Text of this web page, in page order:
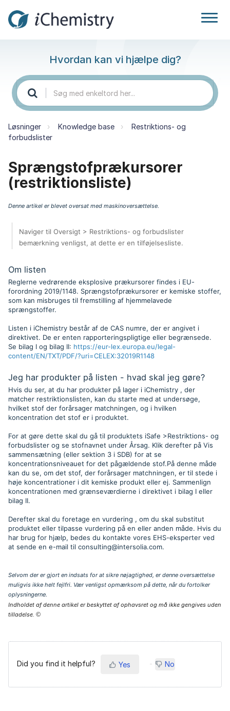
Hvordan kan vi hjælpe dig?
Løsninger Knowledge base
Restriktions- og
forbudslister
Sprængstofprækursorer
(restriktionsliste)
Denne artikel er blevet oversat med maskinoversættelse.
Naviger til Oversigt > Restriktions- og forbudslister
bemærkning venligst, at dette er en tilføjelsesliste.
Om listen
Reglerne vedrørende eksplosive prækursorer findes i EU-
forordning 2019/1148. Sprængstofprækursorer er kemiske stoffer,
som kan misbruges til fremstilling af hjemmelavede
sprængstoffer.
Listen i iChemistry består af de CAS numre, der er angivet i
direktivet. De er enten rapporteringspligtige eller begrænsede.
Se bilag I og bilag II: https://eur-lex.europa.eu/legal-
content/EN/TXT/PDF/?uri=CELEX:32019R1148
Jeg har produkter på listen - hvad skal jeg gøre?
Hvis du ser, at du har produkter på lager i iChemistry , der
matcher restriktionslisten, kan du starte med at undersøge,
hvilket stof der forårsager matchningen, og i hvilken
koncentration det stof er i produktet.
For at gøre dette skal du gå til produktets iSafe >Restriktions- og
forbudslister og se stofnavnet under Årsag. Klik derefter på Vis
sammensætning (eller sektion 3 i SDB) for at se
koncentrationsniveauet for det pågældende stof.På denne måde
kan du se, om det stof, der forårsager matchningen, er til stede i
høje koncentrationer i dit kemiske produkt eller ej. Sammenlign
koncentrationen med grænseværdierne i direktivet i bilag I eller
bilag II.
Derefter skal du foretage en vurdering , om du skal substitut
produktet eller tilpasse vurdering på en eller anden måde. Hvis du
har brug for hjælp, bedes du kontakte vores EHS-eksperter ved
at sende en e-mail til consulting@intersolia.com.
Selvom der er gjort en indsats for at sikre nøjagtighed, er denne oversættelse
muligvis ikke helt fejlfri. Vær venligst opmærksom på dette, når du fortolker
oplysningerne.
Indholdet af denne artikel er beskyttet af ophavsret og må ikke gengives uden
tilladelse. ©
Did you find it helpful? Yes No